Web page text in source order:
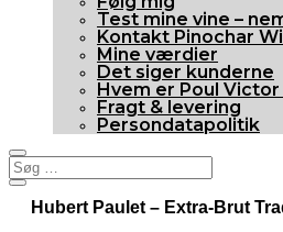
Test mine vine –
Kontakt Pinochar
Mine værdier
Det siger kunderne
Hvem er Poul Victor
Fragt & levering
Persondatapolitik
Hubert Paulet – Extra-Brut